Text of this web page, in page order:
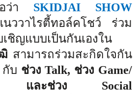
อว่า SKIDJAI SHOW
ววาไรตี้ทอล์คโชว์ ร่วม
ชิญแบบเป็นกันเองใน
สามารถร่วมสะกิดใจกัน
กับ ช่วงTalk, ช่วง Game/
และช่วง Social